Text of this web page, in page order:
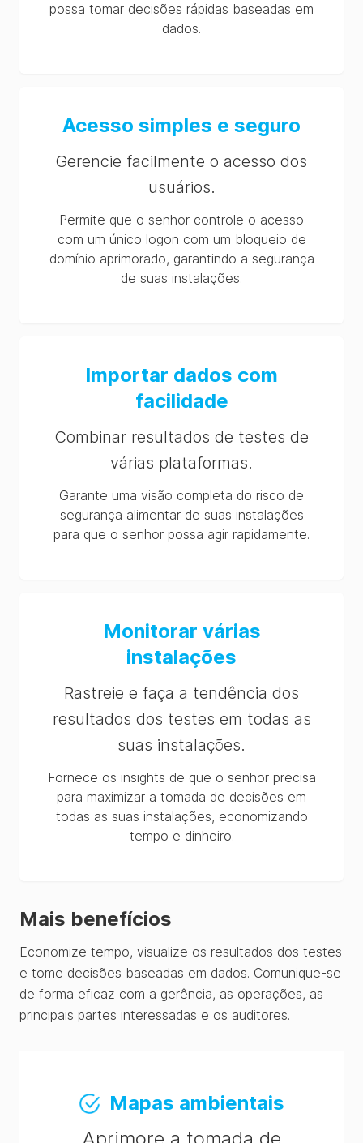
possa tomar decisões rápidas baseadas em
dados.
Acesso simples e seguro
Gerencie facilmente o acesso dos
usuários.
Permite que o senhor controle o acesso
com um único logon com um bloqueio de
domínio aprimorado, garantindo a segurança
de suas instalações.
Importar dados com
facilidade
Combinar resultados de testes de
várias plataformas.
Garante uma visão completa do risco de
segurança alimentar de suas instalações
para que o senhor possa agir rapidamente.
Monitorar várias
instalações
Rastreie e faça a tendência dos
resultados dos testes em todas as
suas instalações.
Fornece os insights de que o senhor precisa
para maximizar a tomada de decisões em
todas as suas instalações, economizando
tempo e dinheiro.
Mais benefícios
Economize tempo, visualize os resultados dos testes
e tome decisões baseadas em dados. Comunique-se
de forma eficaz com a gerência, as operações, as
principais partes interessadas e os auditores.
Mapas ambientais